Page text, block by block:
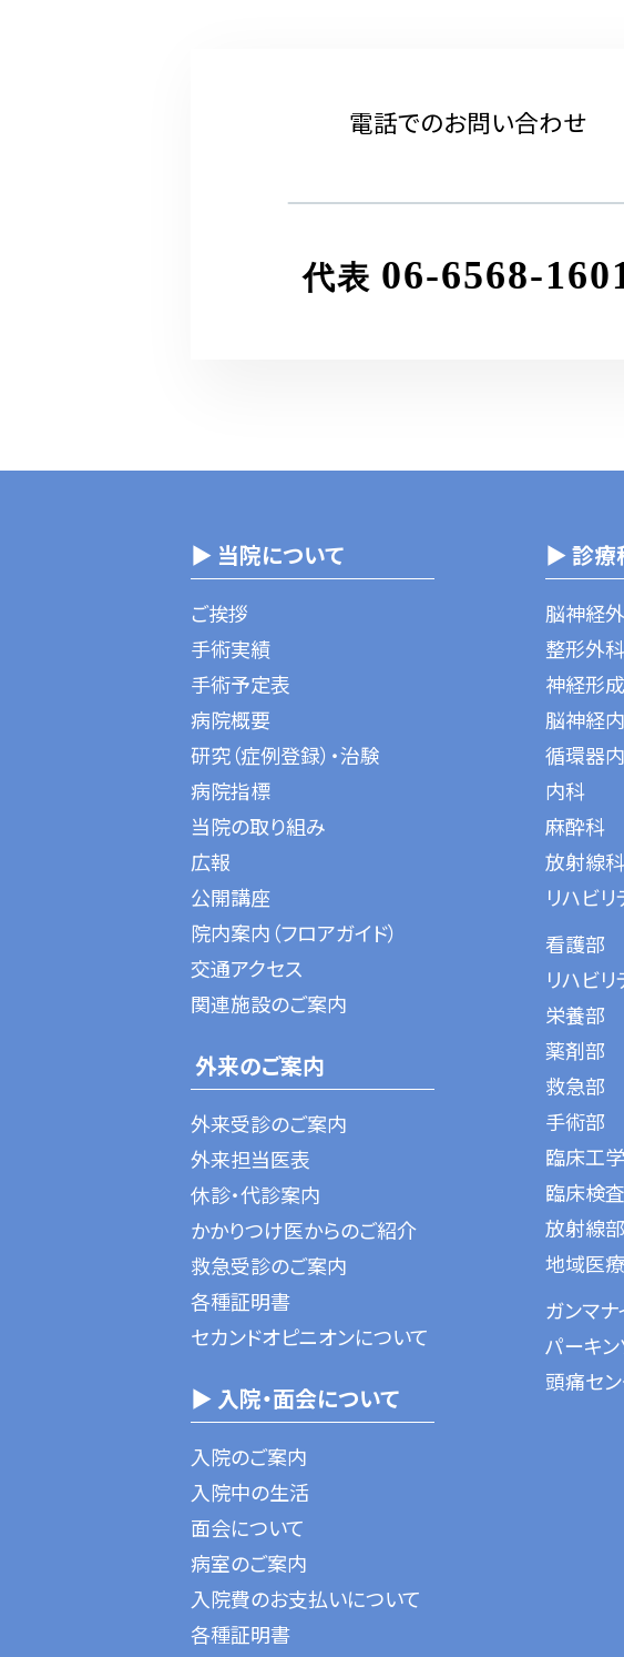
電話でのお問い合わせ
代表 06-6568-
▶ 当院について
ご挨拶
手術実績
手術予定表
病院概要
研究（症例登録）・治験
病院指標
当院の取り組み
広報
公開講座
院内案内（フロアガイド）
交通アクセス
関連施設のご案内
外来のご案内
外来受診のご案内
外来担当医表
休診・代診案内
かかりつけ医からのご紹介
救急受診のご案内
各種証明書
セカンドオピニオンについて
▶ 入院・面会について
入院のご案内
入院中の生活
面会について
病室のご案内
入院費のお支払いについて
各種証明書
▶ 診療
脳神経
整形外科
神経形
脳神経
循環器
内科
麻酔科
放射線科
リハビ
看護部
リハビ
栄養部
薬剤部
救急部
手術部
臨床工
臨床検
放射線部
地域医
ガンマ
パーキ
頭痛セ